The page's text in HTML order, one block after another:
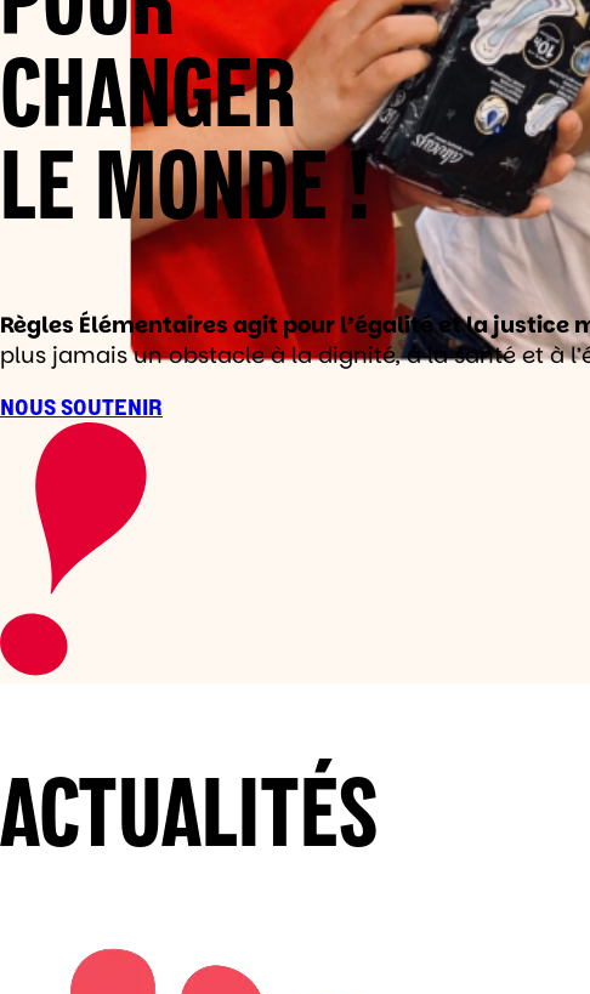
CHANGER
LE MONDE !
Règles Élémentaires agit pour l’égalité et la justice
plus jamais un obstacle à la dignité, à la santé et à
NOUS SOUTENIR
ACTUALITÉS